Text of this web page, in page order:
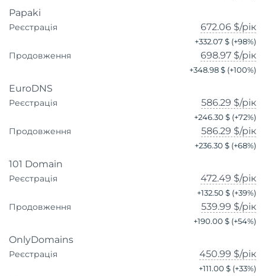
Papaki
Реєстрація 672.06 $/рік
+332.07 $ (+98%)
Продовження 698.97 $/рік
+348.98 $ (+100%)
EuroDNS
Реєстрація 586.29 $/рік
+246.30 $ (+72%)
Продовження 586.29 $/рік
+236.30 $ (+68%)
101 Domain
Реєстрація 472.49 $/рік
+132.50 $ (+39%)
Продовження 539.99 $/рік
+190.00 $ (+54%)
OnlyDomains
Реєстрація 450.99 $/рік
+111.00 $ (+33%)